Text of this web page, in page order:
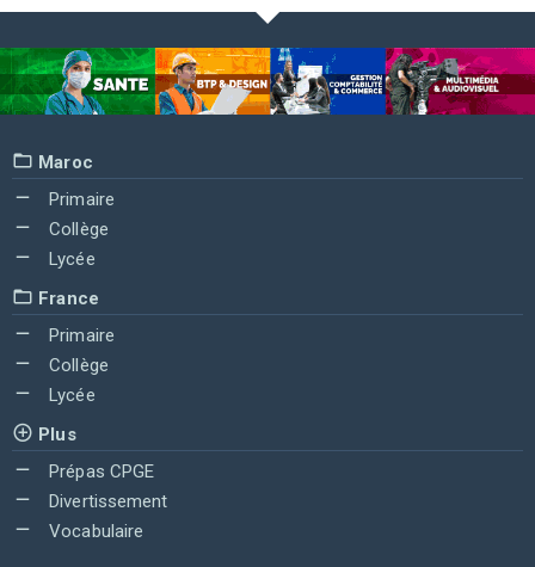
Maroc
Primaire
Collège
Lycée
France
Primaire
Collège
Lycée
Plus
Prépas CPGE
Divertissement
Vocabulaire